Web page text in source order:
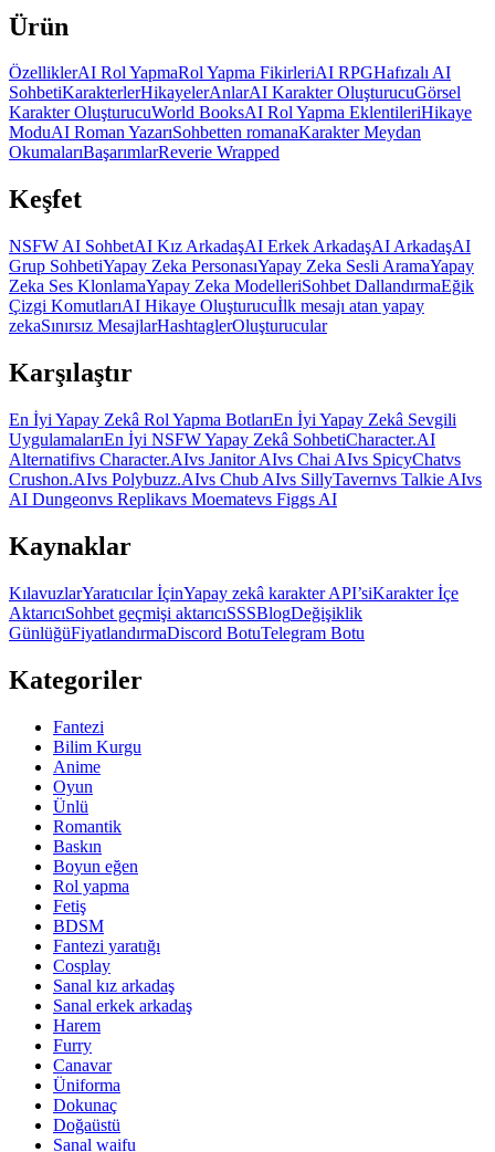
Ürün
ÖzelliklerAI Rol YapmaRol Yapma FikirleriAI RPGHafızalı AI
SohbetiKarakterlerHikayelerAnlarAI Karakter OluşturucuGörsel
Karakter OluşturucuWorld BooksAI Rol Yapma EklentileriHikaye
ModuAI Roman YazarıSohbetten romanaKarakter Meydan
OkumalarıBaşarımlarReverie Wrapped
Keşfet
NSFW AI SohbetAI Kız ArkadaşAI Erkek ArkadaşAI ArkadaşAI
Grup SohbetiYapay Zeka PersonasıYapay Zeka Sesli AramaYapay
Zeka Ses KlonlamaYapay Zeka ModelleriSohbet DallandırmaEğik
Çizgi KomutlarıAI Hikaye Oluşturucuİlk mesajı atan yapay
zekaSınırsız MesajlarHashtaglerOluşturucular
Karşılaştır
En İyi Yapay Zekâ Rol Yapma BotlarıEn İyi Yapay Zekâ Sevgili
UygulamalarıEn İyi NSFW Yapay Zekâ SohbetiCharacter.AI
Alternatifivs Character.AIvs Janitor AIvs Chai AIvs SpicyChatvs
Crushon.AIvs Polybuzz.AIvs Chub AIvs SillyTavernvs Talkie AIvs
AI Dungeonvs Replikavs Moematevs Figgs AI
Kaynaklar
KılavuzlarYaratıcılar İçinYapay zekâ karakter API’siKarakter İçe
AktarıcıSohbet geçmişi aktarıcıSSSBlogDeğişiklik
GünlüğüFiyatlandırmaDiscord BotuTelegram Botu
Kategoriler
Fantezi
Bilim Kurgu
Anime
Oyun
Ünlü
Romantik
Baskın
Boyun eğen
Rol yapma
Fetiş
BDSM
Fantezi yaratığı
Cosplay
Sanal kız arkadaş
Sanal erkek arkadaş
Harem
Furry
Canavar
Üniforma
Dokunaç
Doğaüstü
Sanal waifu